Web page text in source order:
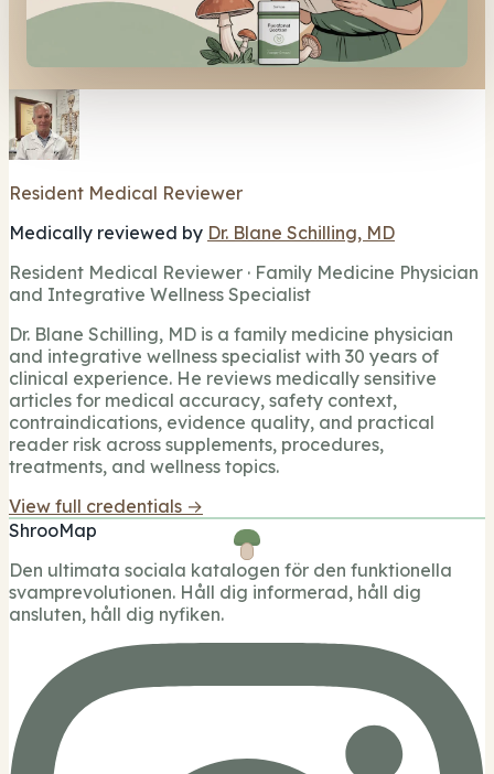
Resident Medical Reviewer
Medically reviewed by Dr. Blane Schilling, MD
Resident Medical Reviewer · Family Medicine Physician
and Integrative Wellness Specialist
Dr. Blane Schilling, MD is a family medicine physician
and integrative wellness specialist with 30 years of
clinical experience. He reviews medically sensitive
articles for medical accuracy, safety context,
contraindications, evidence quality, and practical
reader risk across supplements, procedures,
treatments, and wellness topics.
View full credentials →
ShrooMap
Den ultimata sociala katalogen för den funktionella
svamprevolutionen. Håll dig informerad, håll dig
ansluten, håll dig nyfiken.